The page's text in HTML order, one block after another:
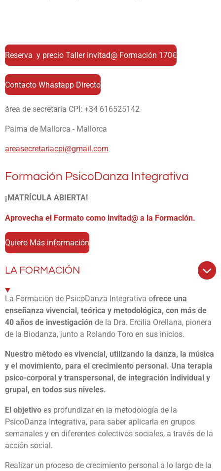
Reserva y precio Taller invitad@ Formación 170€
Contacto Whastapp Directo
área de secretaria CPI: +34 616525142
Palma de Mallorca - Mallorca
areasecretariacpi@gmail.com
Formación PsicoDanza Integrativa
¡MATRÍCULA ABIERTA!
Aprovecha el Formato como invitad@ a la Formación.
Quiero Más información
LA FORMACIÓN
La Formación de PsicoDanza Integrativa ofrece una
enseñanza vivencial, teórica y metodológica, con más de
40 años de investigación de la Dra. Ercilia Orellana, pionera
de la Biodanza, junto a Rolando Toro en sus inicios.
Nuestro método es vivencial, utilizando la danza, la música
y el movimiento, para el crecimiento personal. Una terapia
psico-corporal y transpersonal, de integración individual y
grupal, en todos sus niveles.
El objetivo es profundizar en la metodología de la
PsicoDanza Integrativa, para saber aplicarla en grupos
semanales y en diferentes colectivos sociales, a través de la
acción social.
Realizar un proceso de crecimiento personal a lo largo de la